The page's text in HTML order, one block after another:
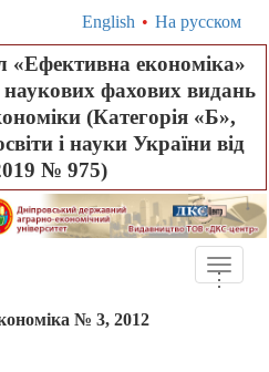
English • На русском
економіка»
фахових видань
(Категорія «Б»,
і науки України від
№ 975)
Toggle
...
№ 3, 2012